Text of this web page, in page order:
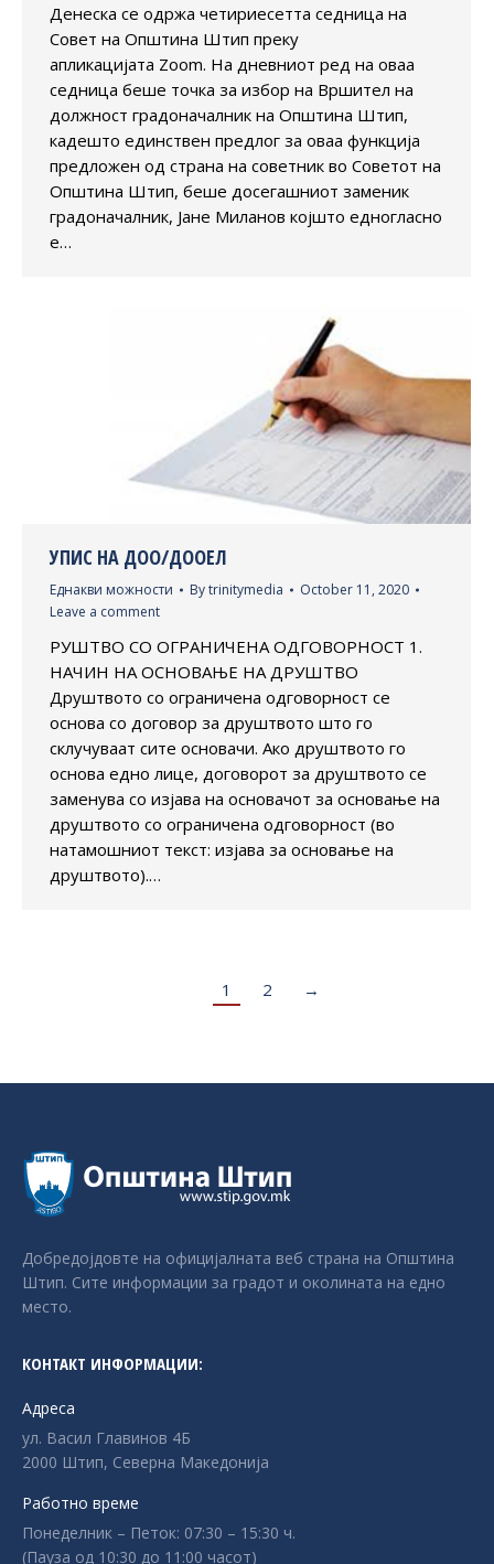
Денеска се одржа четириесетта седница на
Совет на Општина Штип преку
апликацијата Zoom. На дневниот ред на оваа
седница беше точка за избор на Вршител на
должност градоначалник на Општина Штип,
кадешто единствен предлог за оваа функција
предложен од страна на советник во Советот на
Општина Штип, беше досегашниот заменик
градоначалник, Јане Миланов којшто едногласно
е…
УПИС НА ДОО/ДООЕЛ
Еднакви можности Bytrinitymedia
October 11, 2020
Leave a comment
РУШТВО СО ОГРАНИЧЕНА ОДГОВОРНОСТ 1.
НАЧИН НА ОСНОВАЊЕ НА ДРУШТВО
Друштвото со ограничена одговорност се
основа со договор за друштвото што го
склучуваат сите основачи. Ако друштвото го
основа едно лице, договорот за друштвото се
заменува со изјава на основачот за основање на
друштвото со ограничена одговорност (во
натамошниот текст: изјава за основање на
друштвото).…
1 2 →
Добредојдовте на официјалната веб страна на Општина
Штип. Сите информации за градот и околината на едно
место.
КОНТАКТ ИНФОРМАЦИИ:
Адреса
ул. Васил Главинов 4Б
2000 Штип, Северна Македонија
Работно време
Понеделник – Петок: 07:30 – 15:30 ч.
(Пауза од 10:30 до 11:00 часот)